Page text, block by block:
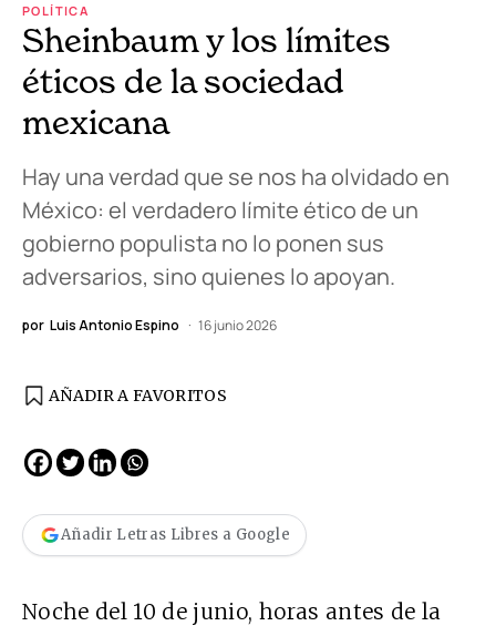
POLÍTICA
Sheinbaum y los límites
éticos de la sociedad
mexicana
Hay una verdad que se nos ha olvidado en
México: el verdadero límite ético de un
gobierno populista no lo ponen sus
adversarios, sino quienes lo apoyan.
por Luis Antonio Espino 16 junio 2026
AÑADIR A FAVORITOS
Añadir Letras Libres a Google
Noche del 10 de junio, horas antes de la